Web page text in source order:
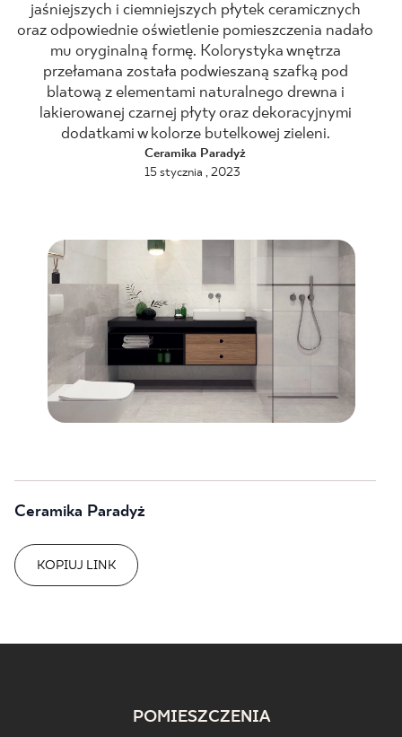
BLOG
GDZIE KUPIĆ
O NAS
KARIERA
KONTAKT
PL EN SK DE RU
jaśniejszych i ciemniejszych płytek ceramicznych
oraz odpowiednie oświetlenie pomieszczenia nadało
mu oryginalną formę. Kolorystyka wnętrza
przełamana została podwieszaną szafką pod
blatową z elementami naturalnego drewna i
lakierowanej czarnej płyty oraz dekoracyjnymi
dodatkami w kolorze butelkowej zieleni.
Ceramika Paradyż
15 stycznia , 2023
Ceramika Paradyż
KOPIUJ LINK
POMIESZCZENIA